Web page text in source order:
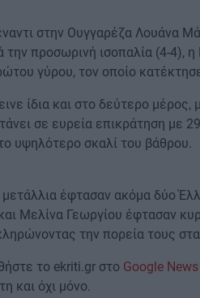
στην Ουγγαρέζα Λουάνα
προσωρινή ισοπαλία (4-4),
γύρου, τον οποίο
ίδια και στο δεύτερο
σε ευρεία επικράτηση με
υψηλότερο σκαλί του βάθρου.
έφτασαν ακόμα δύο
Μελίνα Γεωργίου έφτασαν
την πορεία τους
το ekriti.gr στο Google News
και όχι μόνο.